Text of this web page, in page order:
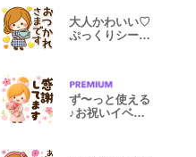
大人かわいい♡
ぷっくりシール
ず〜っと使える
♪お祝いイベン